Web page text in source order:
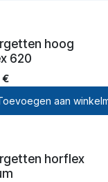
Toevoegen aan
hoog
620
€
aan
horflex